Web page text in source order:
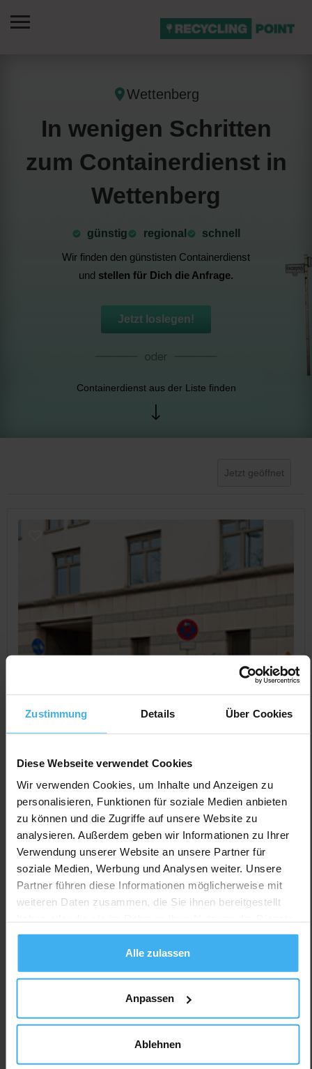
Zustimmung Details Über Cookies
Diese Webseite verwendet Cookies
Wir verwenden Cookies, um Inhalte und Anzeigen zu
personalisieren, Funktionen für soziale Medien anbieten
zu können und die Zugriffe auf unsere Website zu
analysieren. Außerdem geben wir Informationen zu Ihrer
Verwendung unserer Website an unsere Partner für
soziale Medien, Werbung und Analysen weiter. Unsere
Partner führen diese Informationen möglicherweise mit
weiteren Daten zusammen, die Sie ihnen bereitgestellt
gesammelt haben.
Alle zulassen
Anpassen
Ablehnen
Wettenberg
In wenigen Schritten
zum Containerdienst in
Wettenberg
günstig ⁠regional
schnell
Wir finden den günstisten Containerdienst
und stellen für Dich die Anfrage.
Jetzt loslegen!
Containerdienst aus der Liste finden
Jetzt geöffnet
CONTAINERDIENST
Containerdienst Blum Marco Blum
Noch keine Bewertung
Höhenstr. 27a, 35435 Wettenberg (Krofdorf-Gleiberg),
Deutschland
Auf Karte Anzeigen